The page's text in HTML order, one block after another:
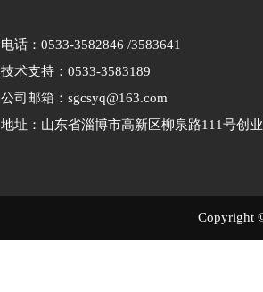
电话：0533-3582846 /3583641
技术支持：0533-3583189
公司邮箱：sgcsyq@163.com
地址：山东省淄博市高新区柳泉路111号创
Copyright